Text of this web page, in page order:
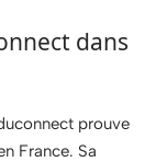
dans
prouve
France. Sa